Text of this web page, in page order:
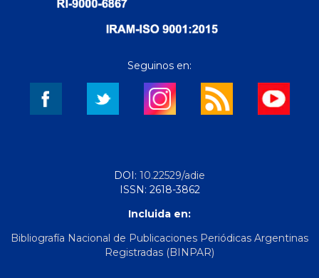
Seguinos en:
DOI: 10.22529/adie
ISSN: 2618-3862
Incluida en:
Bibliografía Nacional de Publicaciones Periódicas Argentinas
Registradas (BINPAR)